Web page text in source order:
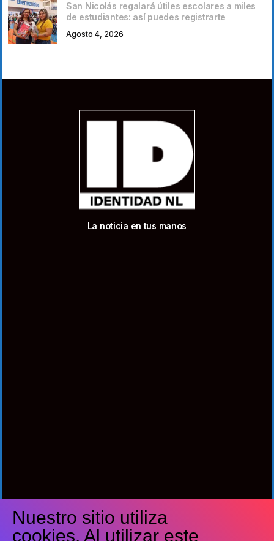
San Nicolás regalará útiles escolares a miles
de estudiantes: así puedes registrarte
Agosto 4, 2026
La noticia en tus manos
Síguenos
Nuestro sitio utiliza
cookies. Al utilizar este